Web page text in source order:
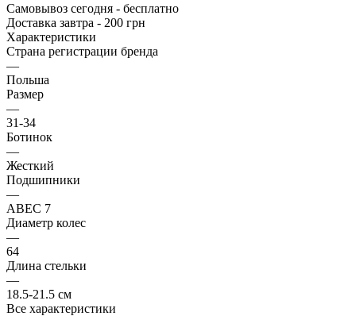
Самовывоз сегодня - бесплатно
Доставка завтра - 200 грн
Характеристики
Страна регистрации бренда
—
Польша
Размер
—
31-34
Ботинок
—
Жесткий
Подшипники
—
ABEC 7
Диаметр колес
—
64
Длина стельки
—
18.5-21.5 см
Все характеристики